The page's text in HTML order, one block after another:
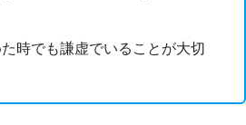
でも謙虚でいることが大切